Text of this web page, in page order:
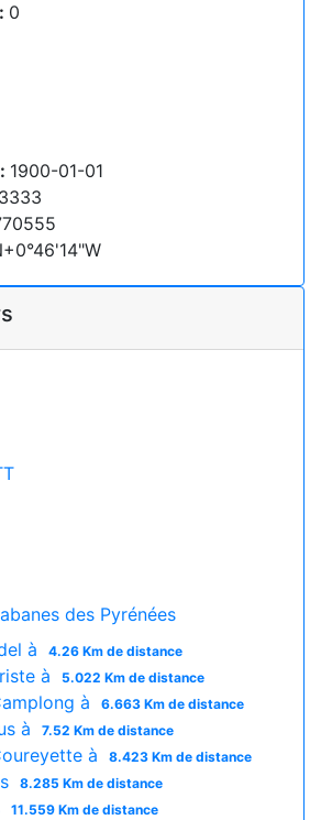
0
1900-01-01
des Pyrénées
à
4.26 Km de distance
à 5.022 Km de distance
à 6.663 Km de distance
à 7.52 Km de distance
à 8.423 Km de distance
8.285 Km de distance
11.559 Km de distance